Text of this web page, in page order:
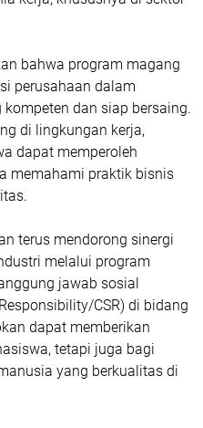
bahwa program magang
perusahaan dalam
dan siap bersaing.
di lingkungan kerja,
dapat memperoleh
memahami praktik bisnis
terus mendorong sinergi
melalui program
jawab sosial
CSR) di bidang
dapat memberikan
tetapi juga bagi
yang berkualitas di